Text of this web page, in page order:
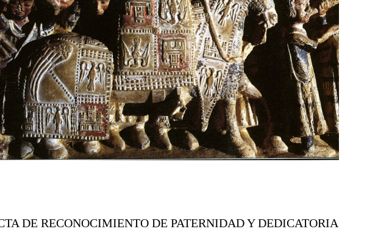
DE RECONOCIMIENTO DE PATERNIDAD Y DEDICATORIA